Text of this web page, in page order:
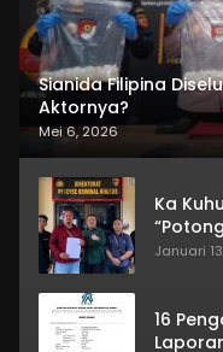
Sianida Filipina
Aktornya?
Mei 6, 2026
Ka
Januari
16